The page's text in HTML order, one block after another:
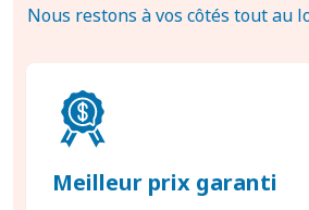
Nous restons à vos côtés tout au
Meilleur prix garanti